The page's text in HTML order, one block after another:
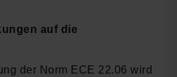
auf die
der Norm ECE 22.06 wird